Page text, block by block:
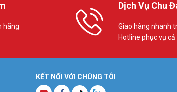
hãng
Dịch Vụ Chu
Giao hàng nhanh
Hotline phục vụ cả
KẾT NỐI VỚI CHÚNG TÔI